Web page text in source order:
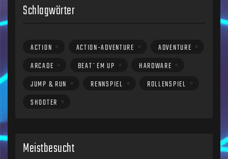
Schlagwörter
ACTION ACTION-ADVENTURE
ADVENTURE
ARCADE
BEAT´EM UP
HARDWARE
JUMP & RUN
RENNSPIEL
ROLLENSPIEL
SHOOTER
Meistbesucht